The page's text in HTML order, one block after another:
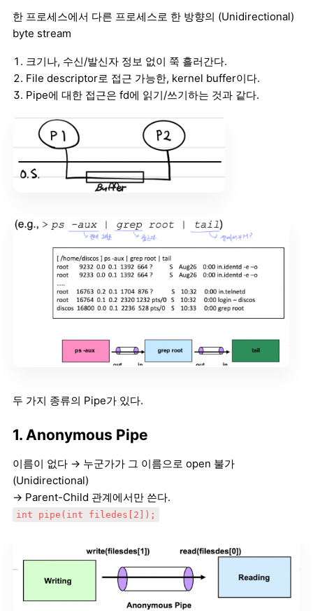
한 프로세스에서 다른 프로세스로 한 방향의 (Unidirectional)
byte stream
크기나, 수신/발신자 정보 없이 쭉 흘러간다.
File descriptor로 접근 가능한, kernel buffer이다.
Pipe에 대한 접근은 fd에 읽기/쓰기하는 것과 같다.
두 가지 종류의 Pipe가 있다.
1. Anonymous Pipe
이름이 없다 → 누군가가 그 이름으로 open 불가
(Unidirectional)
→ Parent-Child 관계에서만 쓴다.
int pipe(int filedes[2]);